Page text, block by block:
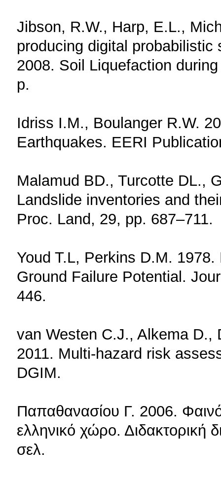
Jibson, R.W., Harp, E.L.,
producing digital
2008. Soil Liquefaction
p.
Idriss I.M., Boulanger R.W.
Earthquakes. EERI
Malamud BD., Turcotte DL.,
Landslide inventories and
Proc. Land, 29, pp. 687–711.
Youd T.L, Perkins D.M.
Ground Failure Potential.
446.
van Westen C.J., Alkema D.,
2011. Multi-hazard risk
DGIM.
Παπαθανασίου Γ. 2006.
ελληνικό χώρο. Διδακτορική
σελ.